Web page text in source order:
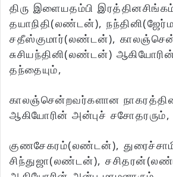
திரு இளையதம்பி
தயாநிதி(லண்டன்),
சதீஸ்குமார்(லண்டன்),
சுசியந்தினி(லண்டன்) ஆகியோரின்
தந்தையும்,
காலஞ்சென்றவர்களான
ஆகியோரின் அன்புச் சசோதரரும்,
குணசேகரம்(லண்டன்),
சிந்துஜா(லண்டன்),